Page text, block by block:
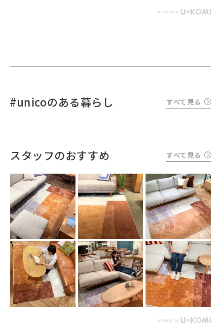
#unicoのある暮らし すべて見る
スタッフのおすすめ すべて見る